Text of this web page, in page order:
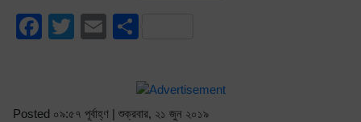
Facebook
TwitterEmail
Posted ০৯:৫৭ পূর্বাহ্ণ | শুক্রবার, ২১ জুন ২০১৯